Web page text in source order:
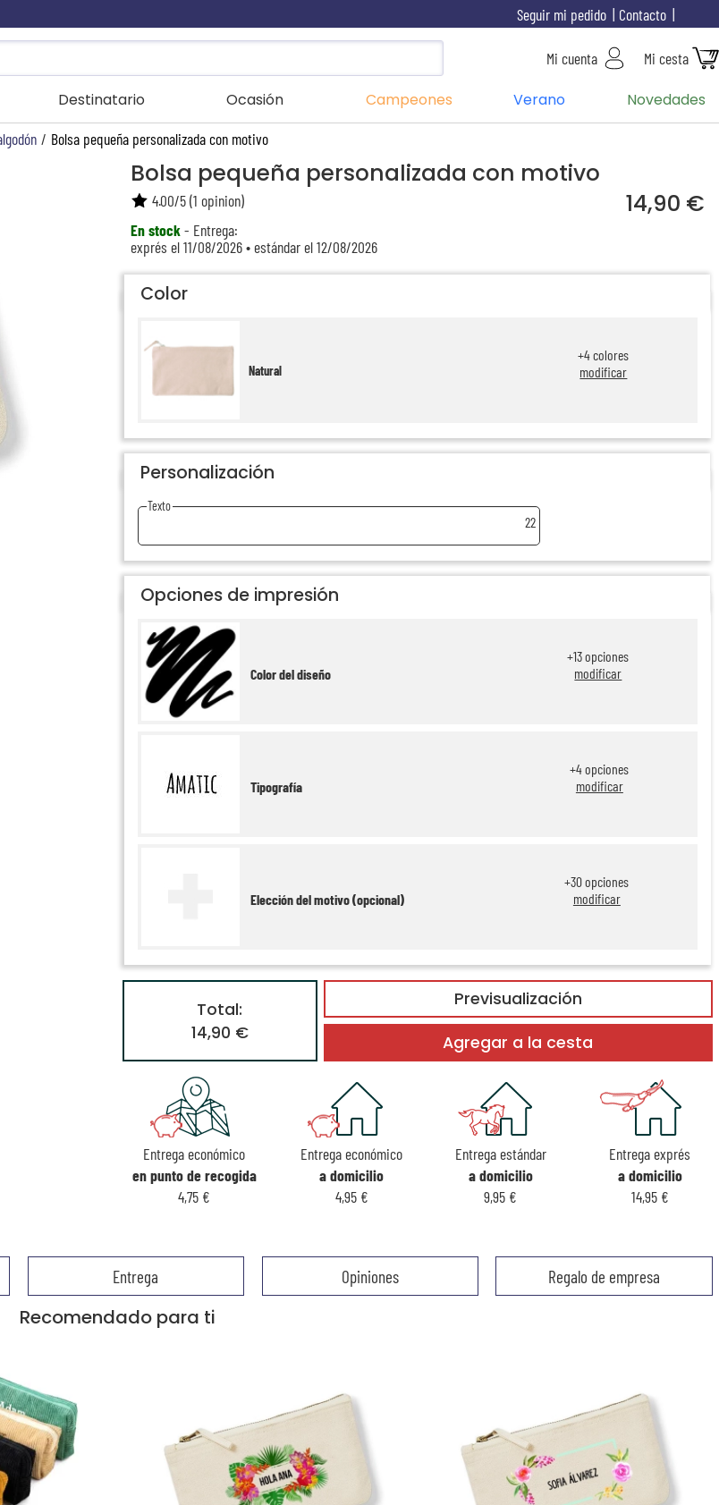
Contacto
Seguir mi pedido
Mi cuenta Mi cesta
Destinatario Ocasión Campeones Verano Novedades
/ Bolsa pequeña personalizada con motivo
Bolsa pequeña personalizada con motivo
14,90 €
En stock- Entrega:
exprés el 11/08/2026 • estándar el 12/08/2026
4.00/5(1 opinion)
Color
Natural
+4colores
modificar
Personalización
Texto
22
Opciones de impresión
Color del diseño
+13opciones
modificar
Tipografía
+4opciones
modificar
Elección del motivo (opcional)
+30opciones
modificar
Previsualización
Total:
14,90 €
Agregar a la cesta
Entrega económico
en punto de recogida
4,75 €
Entrega económico
a domicilio
4,95 €
Entrega estándar
a domicilio
9,95 €
Entrega exprés
a domicilio
14,95 €
Entrega Opiniones Regalo de empresa
Recomendado para ti